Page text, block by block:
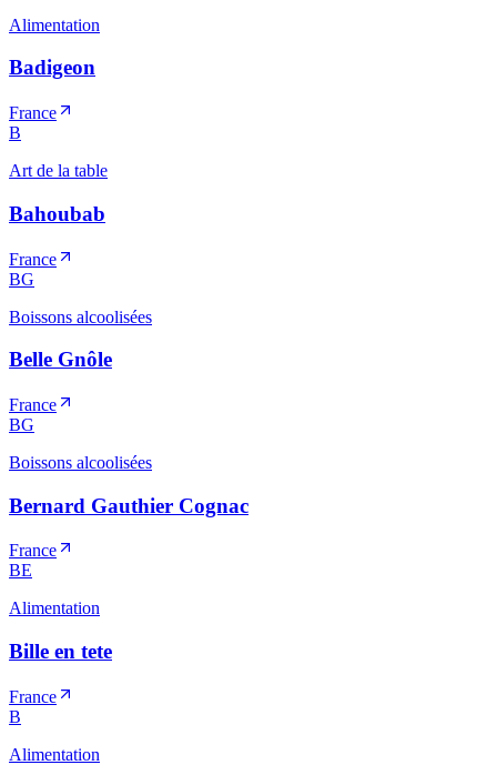
Alimentation
Badigeon
France
B
Art de la table
Bahoubab
France
BG
Boissons alcoolisées
Belle Gnôle
France
BG
Boissons alcoolisées
Bernard Gauthier Cognac
France
BE
Alimentation
Bille en tete
France
B
Alimentation